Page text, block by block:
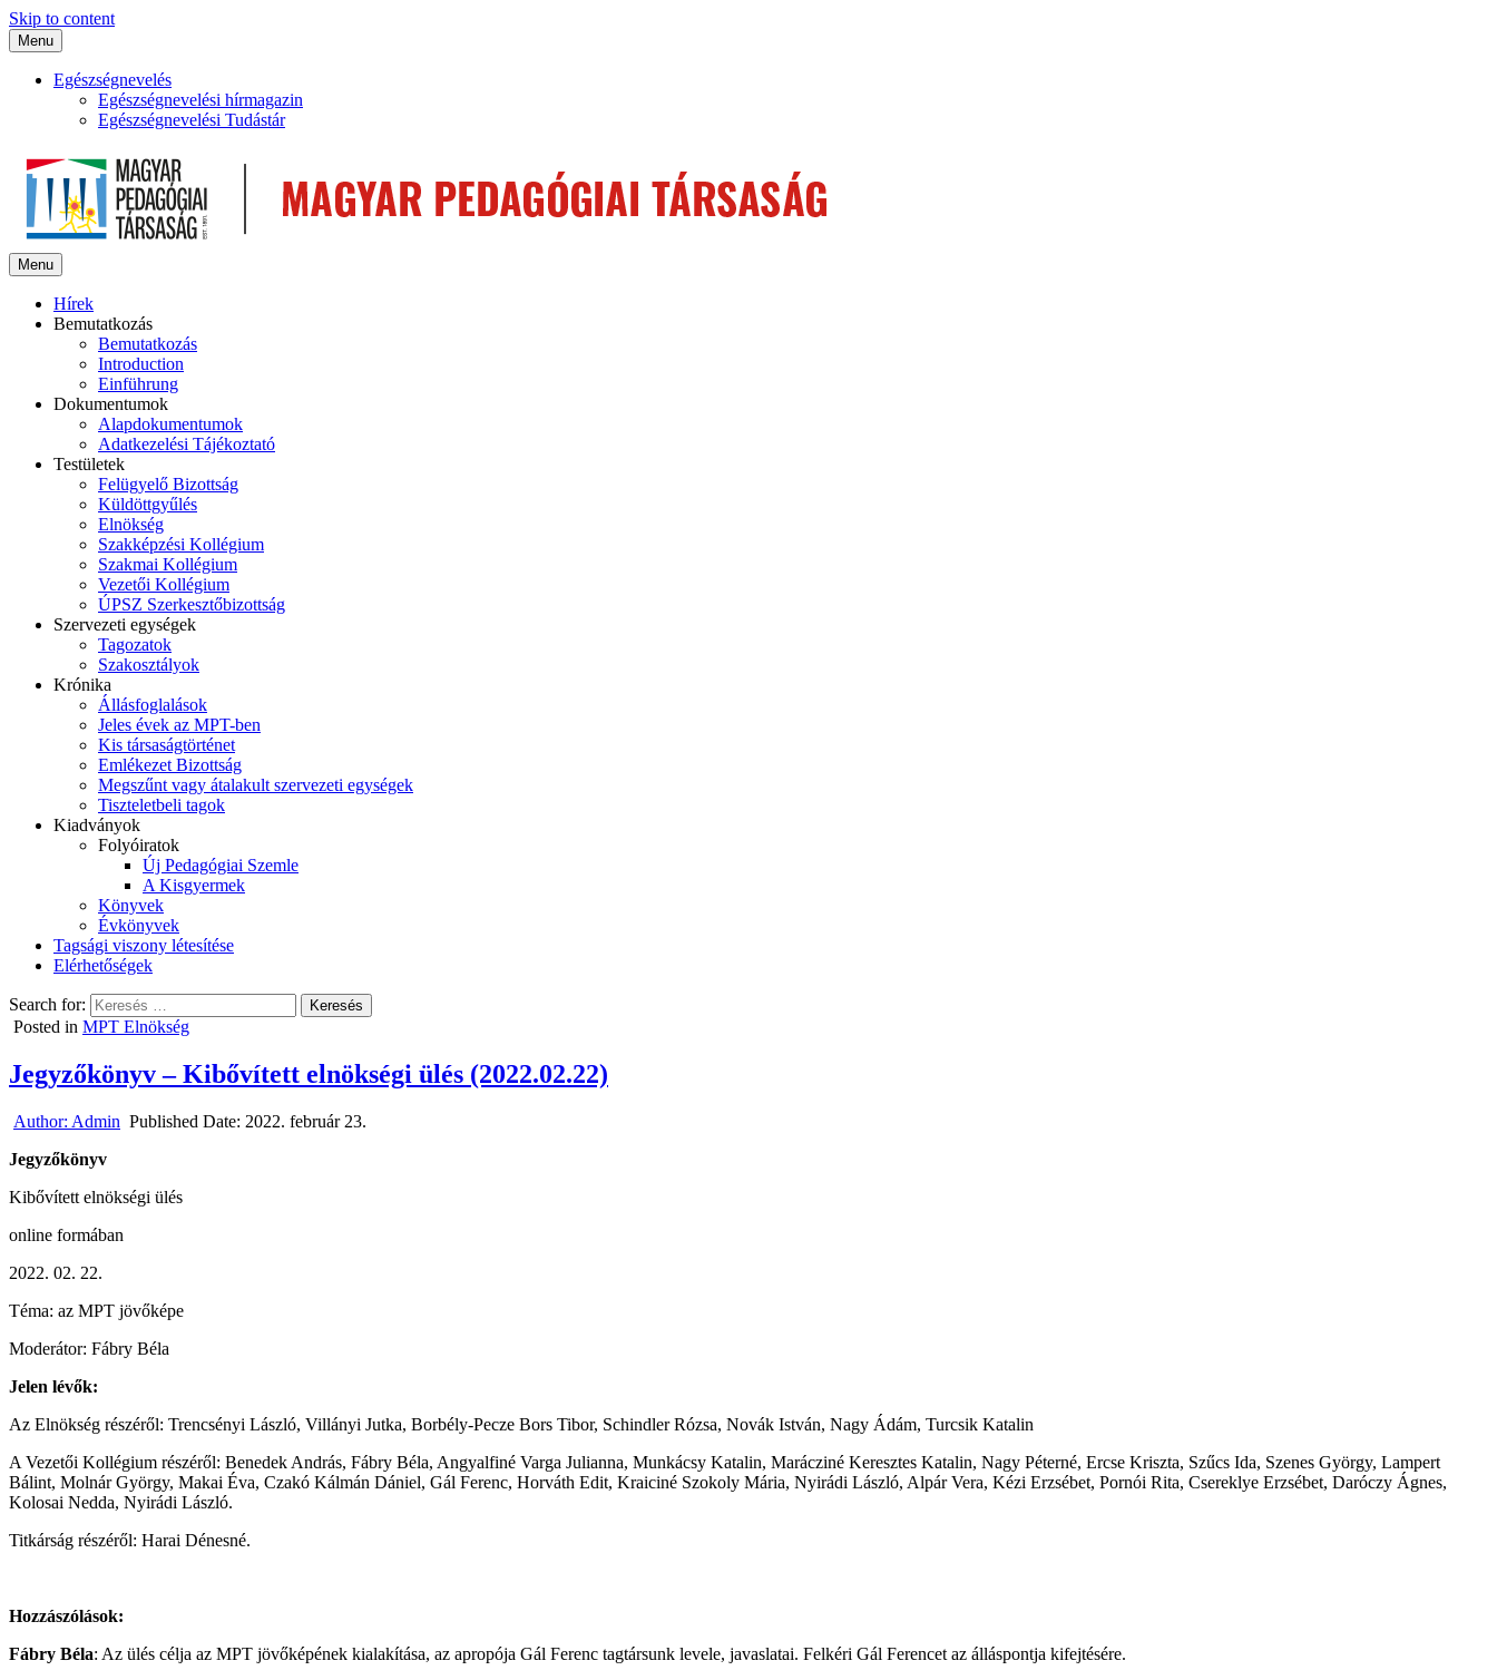
Skip to content
Menu
Egészségnevelés
Egészségnevelési hírmagazin
Egészségnevelési Tudástár
Menu
Hírek
Bemutatkozás
Bemutatkozás
Introduction
Einführung
Dokumentumok
Alapdokumentumok
Adatkezelési Tájékoztató
Testületek
Felügyelő Bizottság
Küldöttgyűlés
Elnökség
Szakképzési Kollégium
Szakmai Kollégium
Vezetői Kollégium
ÚPSZ Szerkesztőbizottság
Szervezeti egységek
Tagozatok
Szakosztályok
Krónika
Állásfoglalások
Jeles évek az MPT-ben
Kis társaságtörténet
Emlékezet Bizottság
Megszűnt vagy átalakult szervezeti egységek
Tiszteletbeli tagok
Kiadványok
Folyóiratok
Új Pedagógiai Szemle
A Kisgyermek
Könyvek
Évkönyvek
Tagsági viszony létesítése
Elérhetőségek
Search for:
Posted in MPT Elnökség
Jegyzőkönyv – Kibővített elnökségi ülés (2022.02.22)
Author: Admin Published Date: 2022. február 23.
Jegyzőkönyv
Kibővített elnökségi ülés
online formában
02. 22.
Téma: az MPT jövőképe
Moderátor: Fábry Béla
Jelen lévők:
Az Elnökség részéről: Trencsényi László, Villányi Jutka, Borbély-Pecze Bors Tibor, Schindler Rózsa, Novák István, Nagy Ádám, Turcsik Katalin
A Vezetői Kollégium részéről: Benedek András, Fábry Béla, Angyalfiné Varga Julianna, Munkácsy Katalin, Marácziné Keresztes Katalin, Nagy Péterné, Ercse Kriszta, Szűcs Ida, Szenes György, Lampert
Bálint, Molnár György, Makai Éva, Czakó Kálmán Dániel, Gál Ferenc, Horváth Edit, Kraiciné Szokoly Mária, Nyirádi László, Alpár Vera, Kézi Erzsébet, Pornói Rita, Csereklye Erzsébet, Daróczy Ágnes,
Kolosai Nedda, Nyirádi László.
Titkárság részéről: Harai Dénesné.
Hozzászólások:
Fábry Béla: Az ülés célja az MPT jövőképének kialakítása, az apropója Gál Ferenc tagtársunk levele, javaslatai. Felkéri Gál Ferencet az álláspontja kifejtésére.